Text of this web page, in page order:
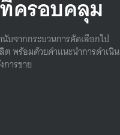
ครอบคลุม
บจากกระบวนการคัดเลือกไป
พร้อมด้วยคําแนะนําการดําเนิน
ารขาย